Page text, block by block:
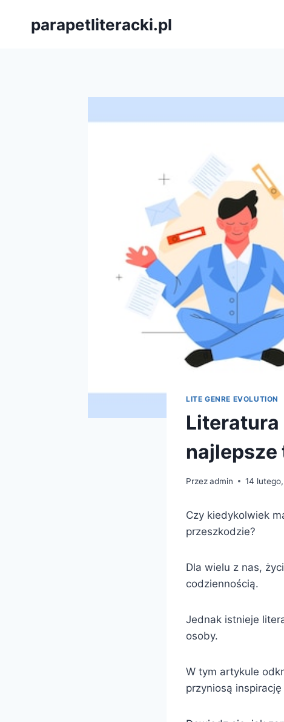
parapetliteracki.pl
LITE GENRE EVOLUTION
Literatura
najlepsze
Przezadmin 14
Czy kiedykolwiek
przeszkodzie?
Dla wielu z nas,
codziennością.
Jednak istnieje
osoby.
W tym artykule
przyniosą